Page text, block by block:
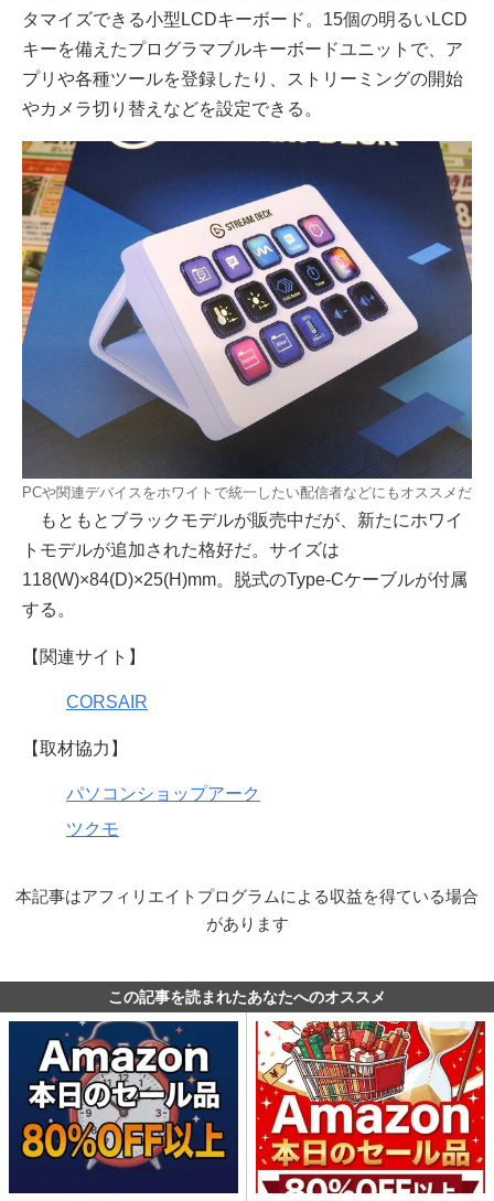
タマイズできる小型LCDキーボード。15個の明るいLCD
キーを備えたプログラマブルキーボードユニットで、ア
プリや各種ツールを登録したり、ストリーミングの開始
やカメラ切り替えなどを設定できる。
PCや関連デバイスをホワイトで統一したい配信者などにもオススメだ
もともとブラックモデルが販売中だが、新たにホワイ
トモデルが追加された格好だ。サイズは
118(W)×84(D)×25(H)mm。脱式のType-Cケーブルが付属
する。
【関連サイト】
CORSAIR
【取材協力】
パソコンショップアーク
ツクモ
本記事はアフィリエイトプログラムによる収益を得ている場合
があります
この記事を読まれたあなたへのオススメ